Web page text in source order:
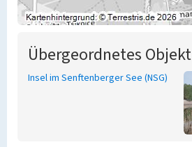
Übergeordnetes Objekt
Insel im Senftenberger See (NSG)